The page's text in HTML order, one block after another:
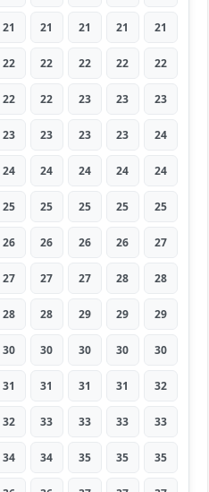
21 21 21 21 21
22 22 22 22 22
22 22 23 23 23
23 23 23 23 24
24 24 24 24 24
25 25 25 25 25
26 26 26 26 27
27 27 27 28 28
28 28 29 29 29
30 30 30 30 30
31 31 31 31 32
32 33 33 33 33
34 34 35 35 35